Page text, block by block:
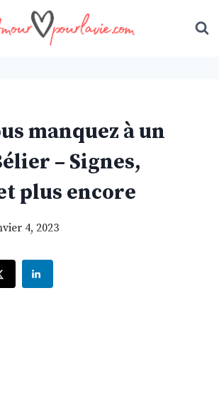
manquez à un
– Signes,
plus encore
4, 2023